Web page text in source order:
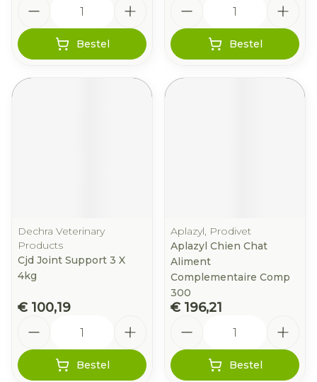
Bestel Bestel
Dechra Veterinary
Products
Cjd Joint Support 3 X
4kg
€ 100,19
Bestel
Aplazyl, Prodivet
Aplazyl Chien Chat
Aliment
Complementaire Comp
300
€ 196,21
Bestel